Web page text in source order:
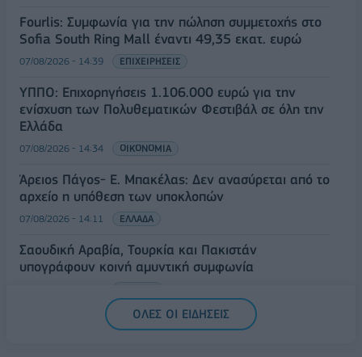
Fourlis: Συμφωνία για την πώληση συμμετοχής στο
Sofia South Ring Mall έναντι 49,35 εκατ. ευρώ
07/08/2026 - 14:39 ΕΠΙΧΕΙΡΗΣΕΙΣ
ΥΠΠΟ: Επιχορηγήσεις 1.106.000 ευρώ για την
ενίσχυση των Πολυθεματικών Φεστιβάλ σε όλη την
Ελλάδα
07/08/2026 - 14:34 ΟΙΚΟΝΟΜΙΑ
Άρειος Πάγος- Ε. Μπακέλας: Δεν ανασύρεται από το
αρχείο η υπόθεση των υποκλοπών
07/08/2026 - 14:11 ΕΛΛΑΔΑ
Σαουδική Αραβία, Τουρκία και Πακιστάν
υπογράφουν κοινή αμυντική συμφωνία
ΟΛΕΣ ΟΙ ΕΙΔΗΣΕΙΣ